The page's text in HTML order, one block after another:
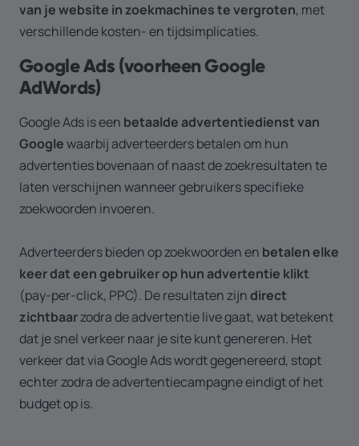
van je website in zoekmachines te vergroten, met
verschillende kosten- en tijdsimplicaties.
Google Ads (voorheen Google
AdWords)
Google Ads is een betaalde advertentiedienst van
Googlewaarbij adverteerders betalen om hun
advertenties bovenaan of naast de zoekresultaten te
laten verschijnen wanneer gebruikers specifieke
zoekwoorden invoeren.
Adverteerders bieden op zoekwoorden en betalen elke
keer dat een gebruiker op hun advertentie klikt
(pay-per-click, PPC). De resultaten zijndirect
zichtbaarzodra de advertentie live gaat, wat betekent
dat je snel verkeer naar je site kunt genereren. Het
verkeer dat via Google Ads wordt gegenereerd, stopt
echter zodra de advertentiecampagne eindigt of het
budget op is.